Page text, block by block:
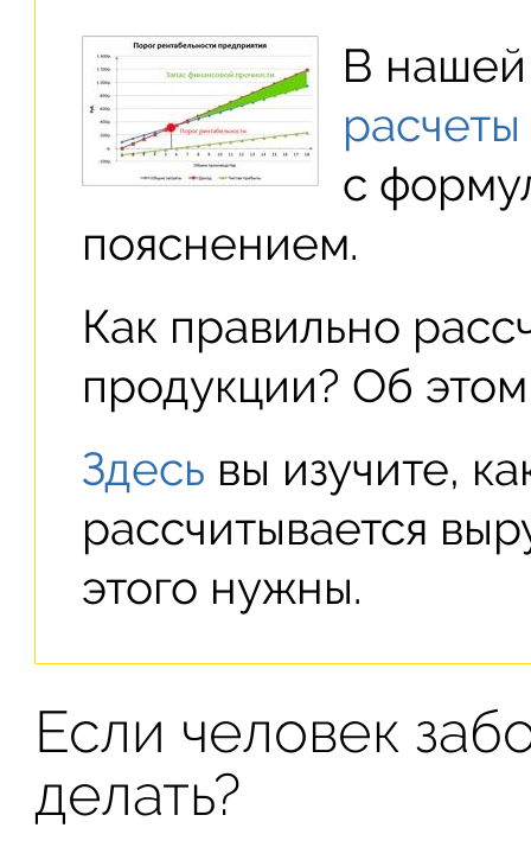
В нашей
с
пояснением.
Как правильно
продукции? Об
Здесь вы изучите,
рассчитывается
этого нужны.
Если человек
делать?